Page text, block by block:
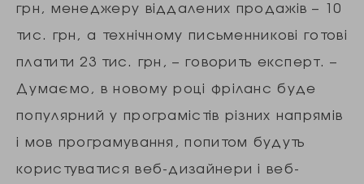
грн, менеджеру віддалених продажів – 10
тис. грн, а технічному письменникові готові
платити 23 тис. грн, – говорить експерт. –
Думаємо, в новому році фріланс буде
популярний у програмістів різних напрямів
і мов програмування, попитом будуть
користуватися веб-дизайнери і веб-